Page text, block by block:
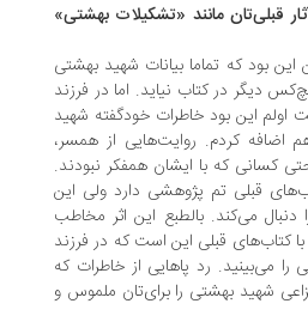
مانند «تشکیلات بهشتی»
که تماما بیانات شهید بهشتی
در کتاب نیاید. اما در فرزند
این بود خاطرات خودگفته شهید
کردم. روایت‌هایی از همسر،
که با ایشان همفکر نبودند.
تم پژوهشی دارد ولی این
بالطبع این اثر مخاطب
قبلی این است که در فرزند
رد پاهایی از خاطرات که
بهشتی را برای‌تان ملموس و